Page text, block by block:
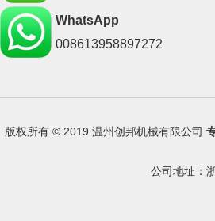
WhatsApp
008613958897272
版权所有 © 2019 温州创邦机械有限公司
公司地址：